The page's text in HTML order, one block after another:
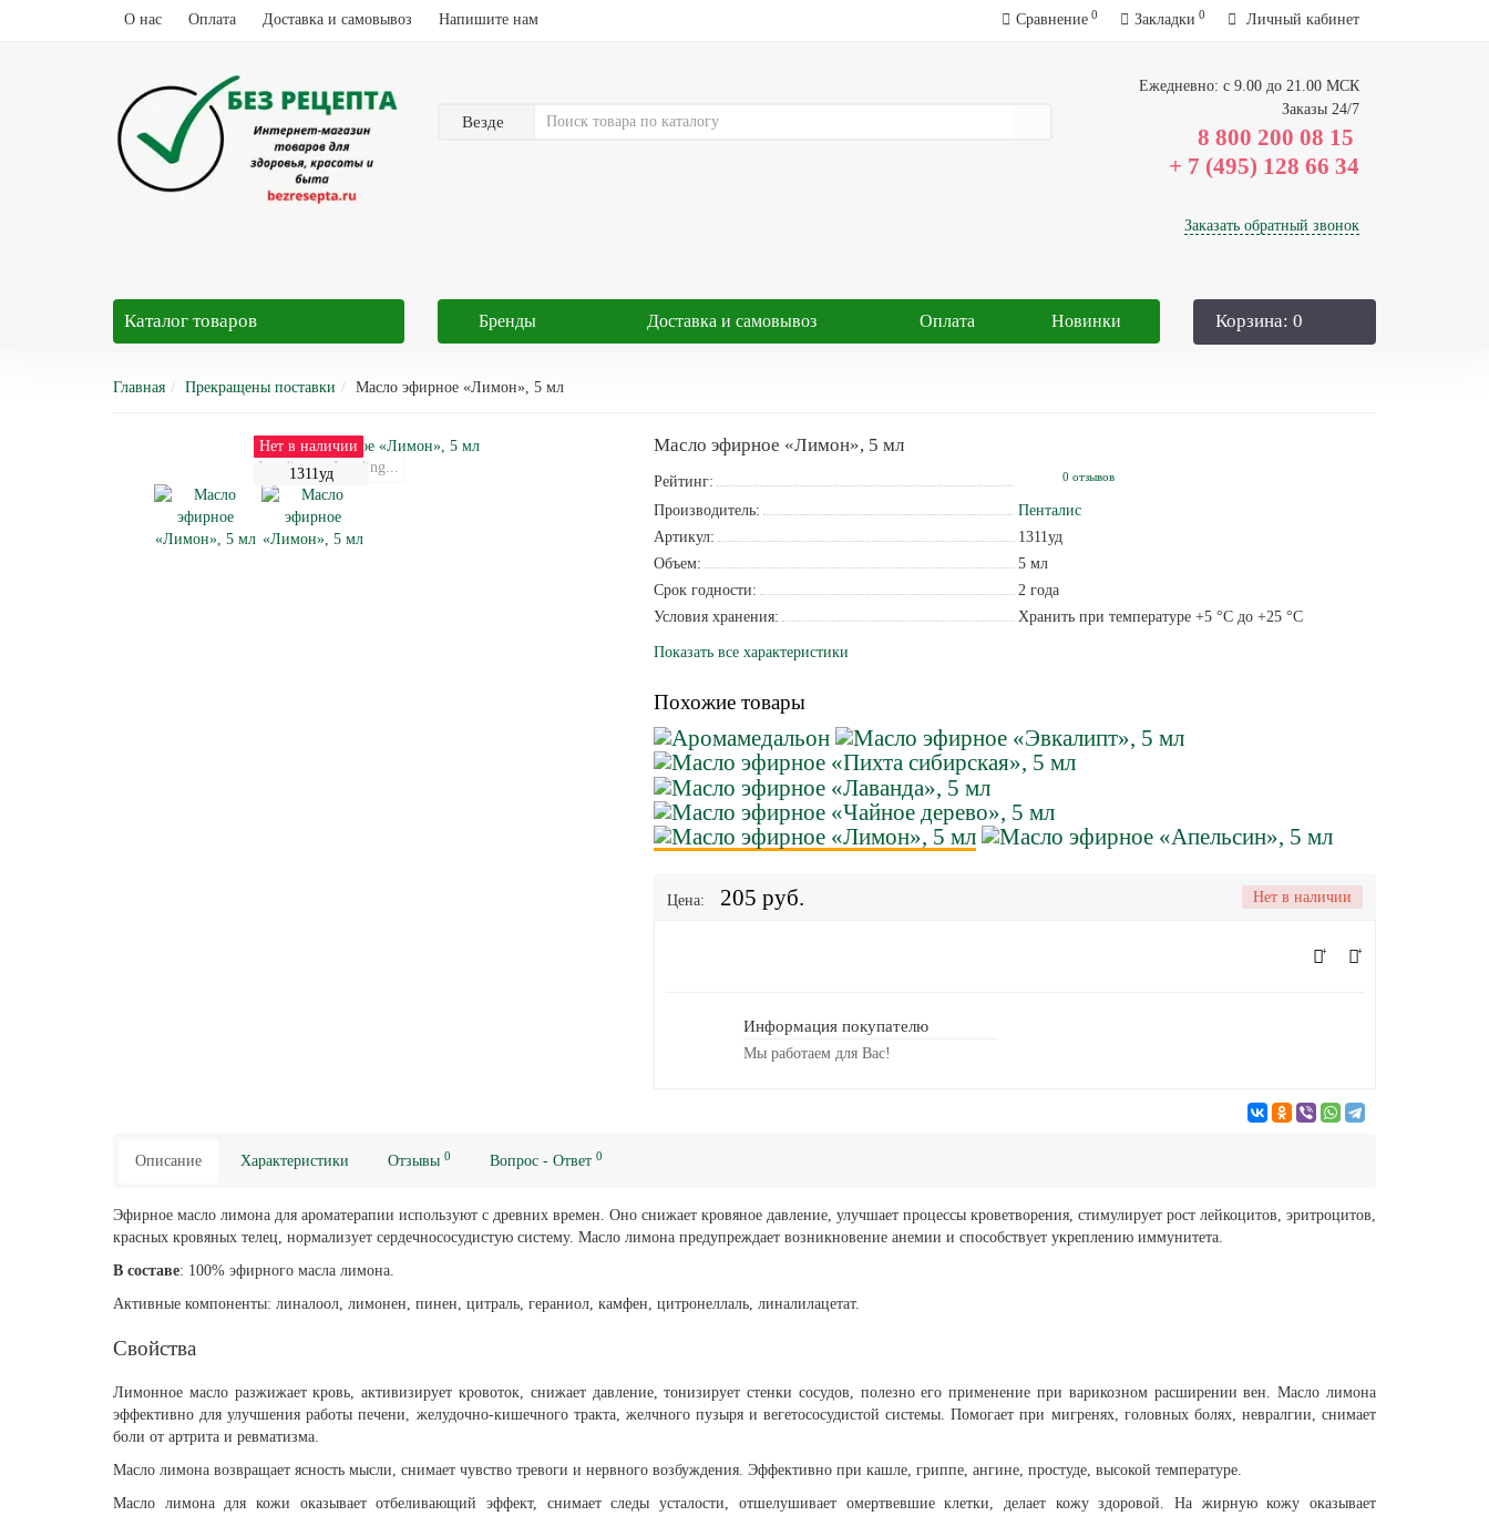
О нас Оплата Доставка и самовывоз Напишите нам Сравнение 0 Закладки 0 Личный кабинет
Везде
Ежедневно: с 9.00 до 21.00 МСК
Заказы 24/7
8 800 200 08 15
Заказать обратный звонок
Каталог товаров Бренды Доставка и самовывоз Оплата Новинки Корзина: 0
Главная Прекращены поставки Масло эфирное «Лимон», 5 мл
Нет в наличии
1311уд
Loading... Loading...
Масло эфирное «Лимон», 5 мл
Рейтинг: 0 отзывов
Производитель:
Пенталис
Артикул:
1311уд
Объем:
5 мл
Срок годности:
2 года
Условия хранения:
Хранить при температуре +5 °С до +25 °С
Показать все характеристики
Похожие товары
Цена: 205 руб. Нет в наличии
Информация покупателю
Мы работаем для Вас!
Описание Характеристики Отзывы 0 Вопрос - Ответ 0
Эфирное масло лимона для ароматерапии используют с древних времен. Оно снижает кровяное давление, улучшает процессы кроветворения, стимулирует рост лейкоцитов, эритроцитов,
красных кровяных телец, нормализует сердечнососудистую систему. Масло лимона предупреждает возникновение анемии и способствует укреплению иммунитета.
В составе: 100% эфирного масла лимона.
Активные компоненты: линалоол, лимонен, пинен, цитраль, гераниол, камфен, цитронеллаль, линалилацетат.
Свойства
Лимонное масло разжижает кровь, активизирует кровоток, снижает давление, тонизирует стенки сосудов, полезно его применение при варикозном расширении вен. Масло лимона
эффективно для улучшения работы печени, желудочно-кишечного тракта, желчного пузыря и вегетососудистой системы. Помогает при мигренях, головных болях, невралгии, снимает
боли от артрита и ревматизма.
Масло лимона возвращает ясность мысли, снимает чувство тревоги и нервного возбуждения. Эффективно при кашле, гриппе, ангине, простуде, высокой температуре.
Масло лимона для кожи оказывает отбеливающий эффект, снимает следы усталости, отшелушивает омертвевшие клетки, делает кожу здоровой. На жирную кожу оказывает